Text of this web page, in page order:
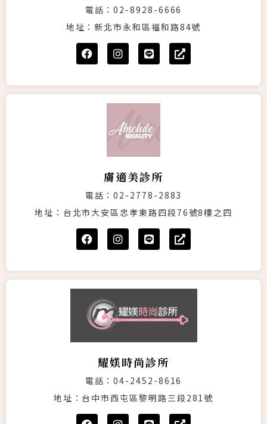
電話：02-8928-6666
地址：新北市永和區福和路84號
膚適美診所
電話：02-2778-2883
地址：台北市大安區忠孝東路四段76號8樓之四
耀媄時尚診所
電話：04-2452-8616
地址：台中市西屯區黎明路三段281號